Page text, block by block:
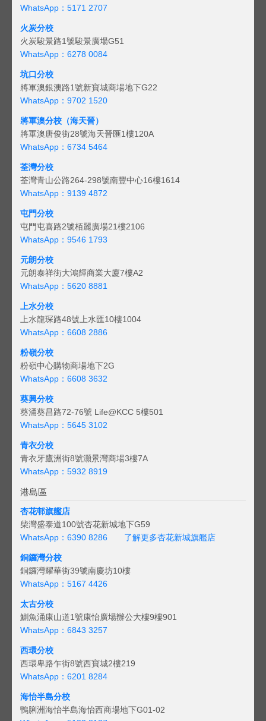
WhatsApp：5171 2707
火炭分校
火炭駿景路1號駿景廣場G51
WhatsApp：6278 0084
坑口分校
將軍澳銀澳路1號新寶城商場地下G22
WhatsApp：9702 1520
將軍澳分校（海天晉）
將軍澳唐俊街28號海天晉匯1樓120A
WhatsApp：6734 5464
荃灣分校
荃灣青山公路264-298號南豐中心16樓1614
WhatsApp：9139 4872
屯門分校
屯門屯喜路2號栢麗廣場21樓2106
WhatsApp：9546 1793
元朗分校
元朗泰祥街大鴻輝商業大廈7樓A2
WhatsApp：5620 8881
上水分校
上水龍琛路48號上水匯10樓1004
WhatsApp：6608 2886
粉嶺分校
粉嶺中心購物商場地下2G
WhatsApp：6608 3632
葵興分校
葵涌葵昌路72-76號 Life@KCC 5樓501
WhatsApp：5645 3102
青衣分校
青衣牙鷹洲街8號灝景灣商場3樓7A
WhatsApp：5932 8919
港島區
杏花邨旗艦店
柴灣盛泰道100號杏花新城地下G59
WhatsApp：6390 8286
了解更多杏花新城旗艦店
銅鑼灣分校
銅鑼灣耀華街39號南慶坊10樓
WhatsApp：5167 4426
太古分校
鰂魚涌康山道1號康怡廣場辦公大樓9樓901
WhatsApp：6843 3257
西環分校
西環卑路乍街8號西寶城2樓219
WhatsApp：6201 8284
海怡半島分校
鴨脷洲海怡半島海怡西商場地下G01-02